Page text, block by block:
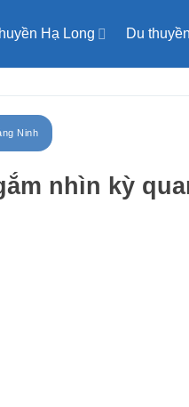
Hạ Long Du
Ninh
nhìn kỳ